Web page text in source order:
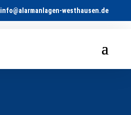
info@alarmanlagen-westhausen.de